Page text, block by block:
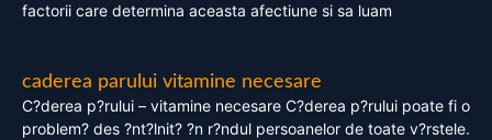
factorii care determina aceasta afectiune si sa luam
caderea parului vitamine necesare
C?derea p?rului – vitamine necesare C?derea p?rului poate fi o
problem? des ?nt?lnit? ?n r?ndul persoanelor de toate v?rstele.